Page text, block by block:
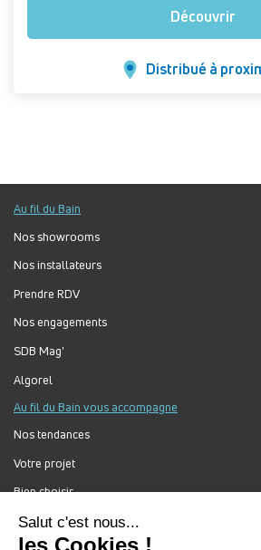
Découvrir
Distribué à
Au fil du Bain
Nos showrooms
Nos installateurs
Prendre RDV
Nos engagements
SDB Mag'
Algorel
Au fil du Bain vous accompagne
Nos tendances
Votre projet
Bien choisir
Forum Au Fil du Bain